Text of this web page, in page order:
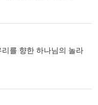
를 향한 하나님의 놀라